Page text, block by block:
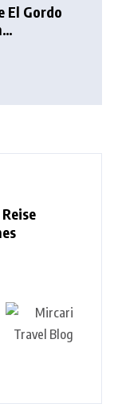
El Gordo